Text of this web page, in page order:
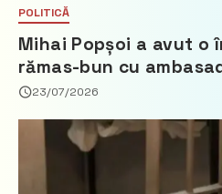
POLITICĂ
Mihai Popșoi a avut o
rămas-bun cu
Țărilor de Jos, Fred
23/07/2026